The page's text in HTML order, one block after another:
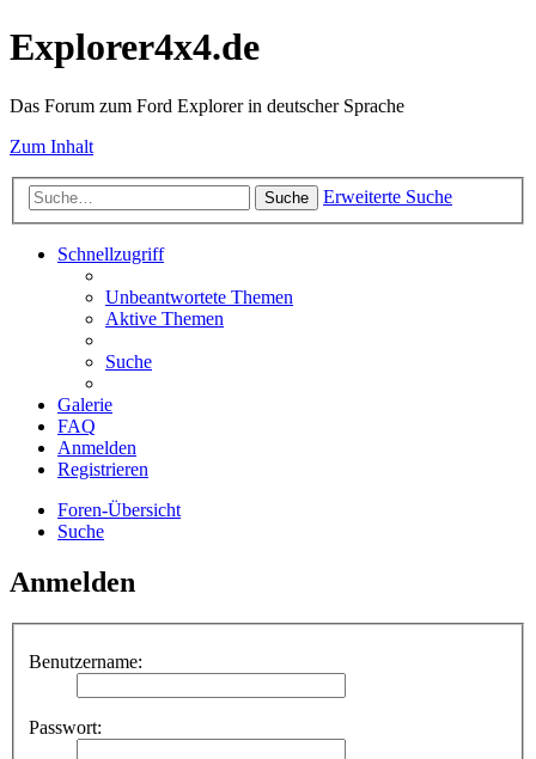
Explorer4x4.de
Das Forum zum Ford Explorer in deutscher Sprache
Zum Inhalt
Suche Erweiterte Suche
Schnellzugriff
Unbeantwortete Themen
Aktive Themen
Suche
Galerie
FAQ
Anmelden
Registrieren
Foren-Übersicht
Suche
Anmelden
Benutzername:
Passwort: